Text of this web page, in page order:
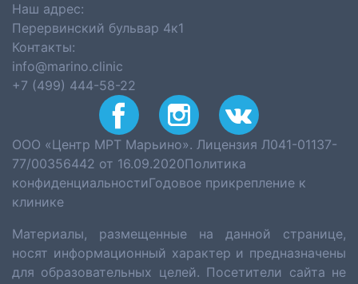
Наш адрес:
Перервинский бульвар 4к1
Контакты:
info@marino.clinic
+7 (499) 444-58-22
ООО «Центр МРТ Марьино». Лицензия Л041-01137-
77/00356442 от 16.09.2020Политика
конфиденциальностиГодовое прикрепление к
клинике
Материалы, размещенные на данной странице,
носят информационный характер и предназначены
для образовательных целей. Посетители сайта не